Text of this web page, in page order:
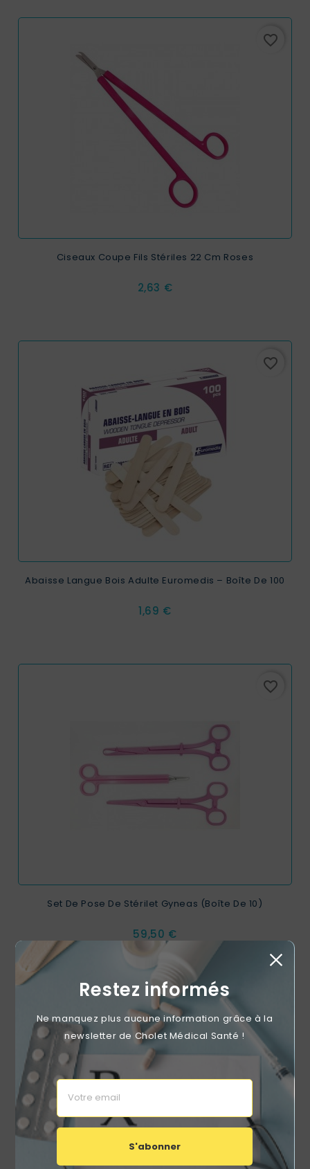
Restez informés
Ne manquez plus aucune information grâce à la
newsletter de Cholet Médical Santé !
S'abonner
favorite_border
Ciseaux Coupe Fils Stériles 22 Cm Roses
Prix
2,63 €
favorite_border
Abaisse Langue Bois Adulte Euromedis – Boîte De 100
Prix
1,69 €
favorite_border
Set De Pose De Stérilet Gyneas (boîte De 10)
Prix
59,50 €